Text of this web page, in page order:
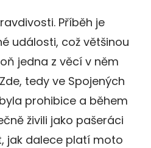
Příběh je
události, což většinou
jedna z věcí v něm
tedy ve Spojených
prohibice a během
živili jako pašeráci
jak dalece platí moto